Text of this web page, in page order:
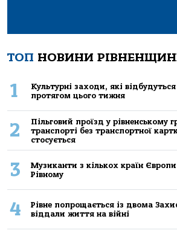
ТОП НОВИНИ
1
Культурні заходи, які
протягом цього тижня
2
Пільговий проїзд у рівненському
транспорті без транспортної
стосується
3
Музиканти з кількох країн
Рівному
4
Рівне попрощається із двома
віддали життя на війні